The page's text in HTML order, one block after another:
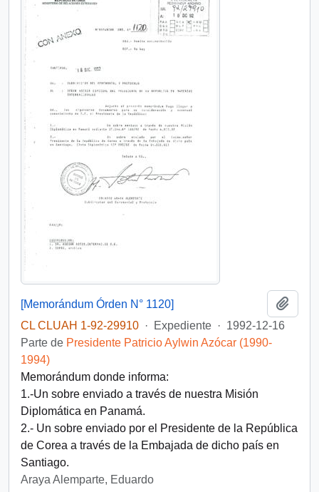
[Memorándum Órden N° 1120]
CL CLUAH 1-92-29910 · Expediente · 1992-12-16
Parte de Presidente Patricio Aylwin Azócar (1990-
1994)
Memorándum donde informa:
1.-Un sobre enviado a través de nuestra Misión
Diplomática en Panamá.
2.- Un sobre enviado por el Presidente de la República
de Corea a través de la Embajada de dicho país en
Santiago.
Araya Alemparte, Eduardo